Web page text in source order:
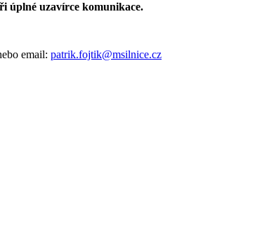
úplné uzavírce komunikace.
email: patrik.fojtik@msilnice.cz